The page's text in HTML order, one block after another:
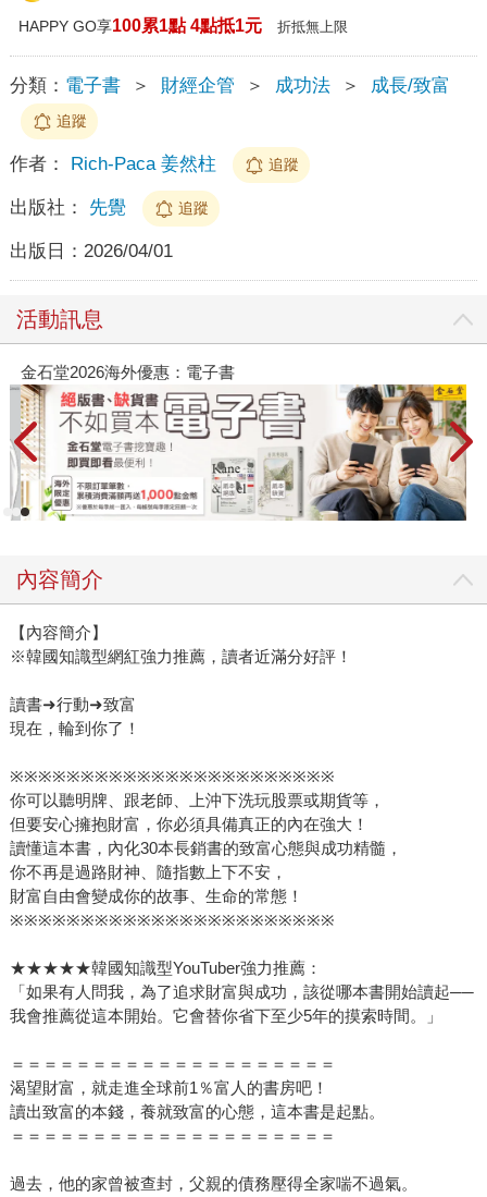
HAPPY GO享100累1點 4點抵1元 折抵無上限
分類： 電子書 ＞ 財經企管 ＞ 成功法 ＞ 成長/致富
追蹤
作者： Rich-Paca 姜然柱 追蹤
出版社： 先覺 追蹤
出版日： 2026/04/01
活動訊息
金石堂2026海外優惠：電子書
內容簡介
【內容簡介】
※韓國知識型網紅強力推薦，讀者近滿分好評！
讀書➜行動➜致富
現在，輪到你了！
※※※※※※※※※※※※※※※※※※※※※※※
你可以聽明牌、跟老師、上沖下洗玩股票或期貨等，
但要安心擁抱財富，你必須具備真正的內在強大！
讀懂這本書，內化30本長銷書的致富心態與成功精髓，
你不再是過路財神、隨指數上下不安，
財富自由會變成你的故事、生命的常態！
※※※※※※※※※※※※※※※※※※※※※※※
★★★★★韓國知識型YouTuber強力推薦：
「如果有人問我，為了追求財富與成功，該從哪本書開始讀起──
我會推薦從這本開始。它會替你省下至少5年的摸索時間。」
＝＝＝＝＝＝＝＝＝＝＝＝＝＝＝＝＝＝＝＝
渴望財富，就走進全球前1％富人的書房吧！
讀出致富的本錢，養就致富的心態，這本書是起點。
＝＝＝＝＝＝＝＝＝＝＝＝＝＝＝＝＝＝＝＝
過去，他的家曾被查封，父親的債務壓得全家喘不過氣。